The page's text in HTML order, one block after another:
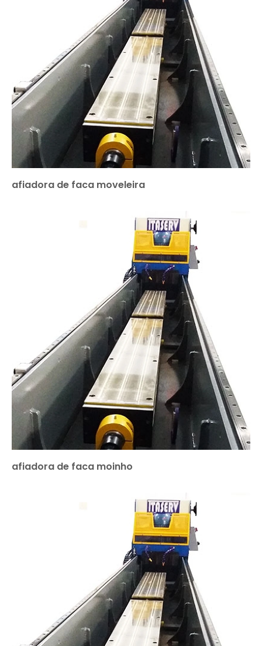
afiadora de faca moveleira
afiadora de faca moinho